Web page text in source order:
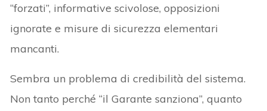
“forzati”, informative scivolose, opposizioni
ignorate e misure di sicurezza elementari
mancanti.
Sembra un problema di credibilità del sistema.
Non tanto perché “il Garante sanziona”, quanto